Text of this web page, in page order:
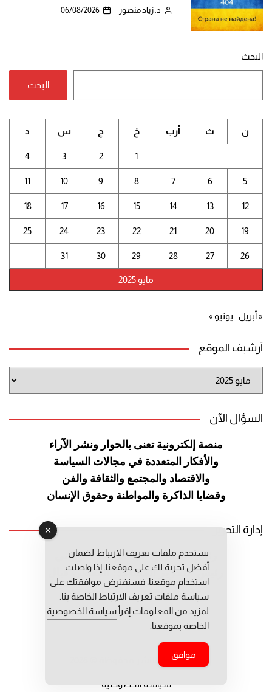
د. زياد منصور 06/08/2026
البحث
البحث
مايو 2025
ن ث أرب خ ج س د
1
2
3
4
5
6
7
8
9
10
11
12
13
14
15
16
17
18
19
20
21
22
23
24
25
26
27
28
29
30
31
« أبريل يونيو »
أرشيف الموقع
الموقع
السؤال الآن
منصة إلكترونية تعنى بالحوار ونشر الآراء
والأفكار المتعددة في مجالات السياسة
والاقتصاد والمجتمع والثقافة والفن
وقضايا الذاكرة والمواطنة وحقوق الإنسان
إدارة التحرير
رئيس التحرير: عبد الرحيم التوراني
رئيس التحرير المساعد: المعطي قبال
مديرة التحرير: فاطمة حوحو
جميع حقوق النشر محفوظة © 2026
سياسة الخصوصية
نستخدم ملفات تعريف الارتباط لضمان
أفضل تجربة لك على موقعنا. إذا واصلت
استخدام موقعنا، فسنفترض موافقتك على
سياسة ملفات تعريف الارتباط الخاصة بنا.
لمزيد من المعلومات إقرأ سياسة الخصوصية
الخاصة بموقعنا.
موافق